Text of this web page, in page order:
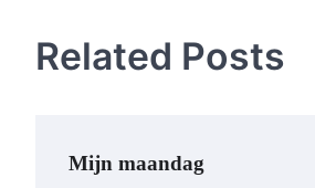
Related Posts
Mijn maandag